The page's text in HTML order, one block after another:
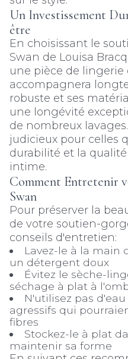
Un Investissement
être
En choisissant le
Swan de Louisa
une pièce de lingerie
accompagnera
robuste et ses
une longévité
de nombreux
judicieux pour celles
durabilité et la
intime.
Comment Entretenir
Swan
Pour préserver la
de votre soutien-
conseils d'entretien:
Lavez-le à la main
un détergent doux
Évitez le sèche-
séchage à plat à
N'utilisez pas
agressifs qui
fibres
Stockez-le à plat
maintenir sa forme